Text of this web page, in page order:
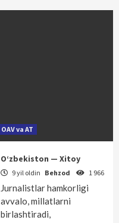
OAV va AT
O‘zbekiston — Xitoy
9 yil oldin Behzod 1 966
Jurnalistlar hamkorligi
avvalo, millatlarni
birlashtiradi,